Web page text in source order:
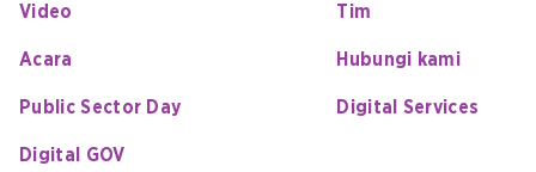
Video
Acara
Public Sector Day
Digital GOV
Tim
Hubungi kami
Digital Services